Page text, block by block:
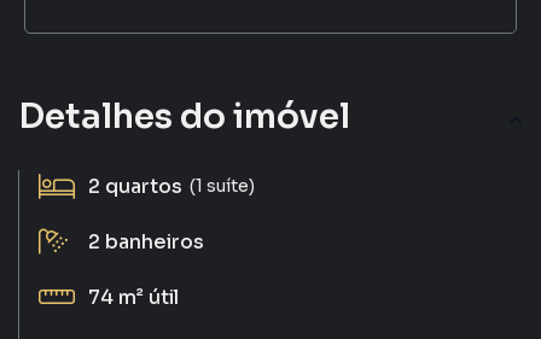
Detalhes do imóvel
2 quartos (1 suíte)
2 banheiros
74 m² útil